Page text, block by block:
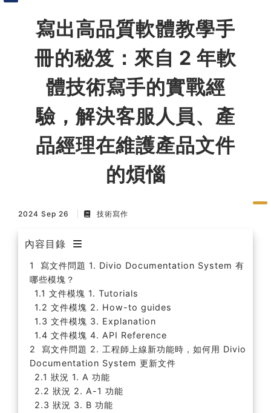
記法
職場思維與工作術｜圖解問題
分析與解決 x AI 視覺化實戰
軟體開發實務｜技術文件寫作
寫出高品質軟體教學手
冊的秘笈：來自 2 年軟
體技術寫手的實戰經
驗，解決客服人員、產
品經理在維護產品文件
的煩惱
2024 Sep 26 技術寫作
內容目錄
寫文件問題 1. Divio Documentation System 有
哪些模塊？
文件模塊 1. Tutorials
文件模塊 2. How-to guides
文件模塊 3. Explanation
文件模塊 4. API Reference
寫文件問題 2. 工程師上線新功能時，如何用 Divio
Documentation System 更新文件
狀況 1. A 功能
狀況 2. A-1 功能
狀況 3. B 功能